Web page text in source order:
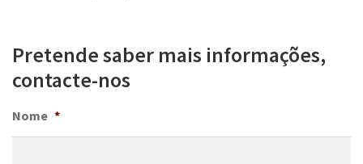
Pretende saber mais informações,
contacte-nos
Nome *